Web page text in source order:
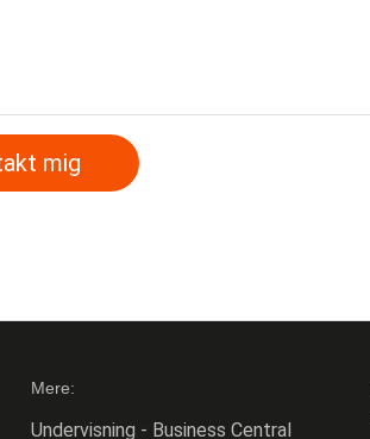
mig
Mere:
Undervisning - Business Central